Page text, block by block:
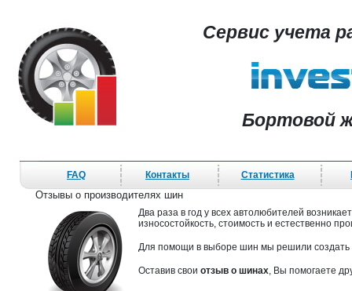
Сервис учета
Бортовой
FAQ Контакты Статистика
Отзывы о производителях шин
Два раза в год у всех автолюбителей
износостойкость, стоимость и естественно
Для помощи в выборе шин мы решили создать
Оставив свои отзыв о шинах, Вы помогаете